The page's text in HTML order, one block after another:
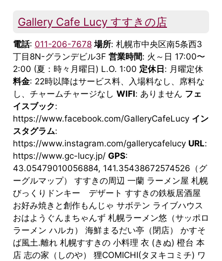
Gallery Cafe Lucy すすきの店
電話: 011-206-7678 場所: 札幌市中央区南5条西3
丁目8N-グランデビル3F 営業時間: 火～日 17:00〜
2:00 (夏：時々月曜日) L.O. 1:00 定休日 : 月曜定休
料金: 22時以降はサービス料、入場料なし、席料な
し、チャームチャージなし WIFI: ありません フェ
イスブック:
https://www.facebook.com/GalleryCafeLucy イン
スタグラム:
https://www.instagram.com/gallerycafelucy URL:
https://www.gc-lucy.jp/ GPS:
43.05479010056884, 141.35438672574526（グ
ーグルマップ） すすきの周辺 一蘭 ラーメン屋 札幌
びっくりドンキー デザート すすきの鉄板居酒屋
お好み焼きと創作もんじゃ サボテン ライブハウス
おはようぐんまちゃんず 札幌ラーメン悠（サッポロ
ラーメン ハルカ） 海鮮まるだい亭（閉店） かすそ
ば風土.離れ 札幌すすきの 小料理 衣 (きぬ) 橙台 本
店 志の家（しのや） 狸COMICHI(タヌキコミチ) ワ